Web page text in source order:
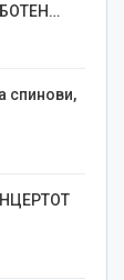
спинови,